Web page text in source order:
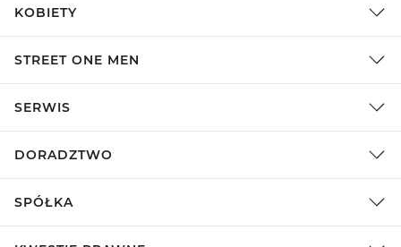
KOBIETY
STREET ONE MEN
SERWIS
DORADZTWO
SPÓŁKA